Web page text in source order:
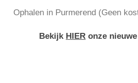
Ophalen in Purmerend (Geen
Bekijk HIER onze